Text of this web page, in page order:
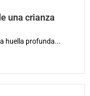
una crianza
huella profunda...